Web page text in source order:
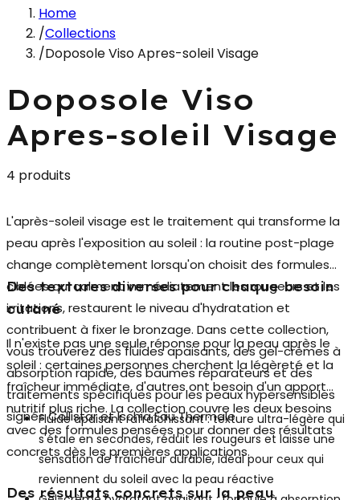
Home
/Collections
/Doposole Viso Apres-soleil Visage
Doposole Viso
Apres-soleil Visage
4 produits
L'après-soleil visage est le traitement qui transforme la
peau après l'exposition au soleil : la routine post-plage
change complètement lorsqu'on choisit des formules
ciblées qui calment immédiatement les rougeurs et les
irritations, restaurent le niveau d'hydratation et
contribuent à fixer le bronzage. Dans cette collection,
vous trouverez des fluides apaisants, des gel-crèmes à
absorption rapide, des baumes réparateurs et des
traitements spécifiques pour les peaux hypersensibles
signés Collistar et Ischia Eau Thermale.
Des textures diverses pour chaque besoin
cutané
Il n'existe pas une seule réponse pour la peau après le
soleil : certaines personnes cherchent la légèreté et la
fraîcheur immédiate, d'autres ont besoin d'un apport
nutritif plus riche. La collection couvre les deux besoins
avec des formules pensées pour donner des résultats
concrets dès les premières applications.
Fluide apaisant rafraîchissant: texture ultra-légère qui
s'étale en secondes, réduit les rougeurs et laisse une
sensation de fraîcheur durable, idéal pour ceux qui
reviennent du soleil avec la peau réactive
Des résultats concrets sur la peau